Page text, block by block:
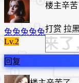
兔兔兔兔兔
Lv.2
楼主辛
打赏 拉
回复